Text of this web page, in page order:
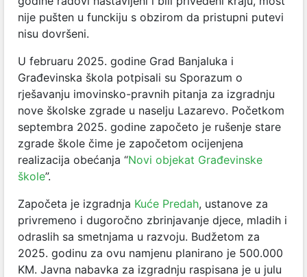
nije pušten u funckiju s obzirom da pristupni putevi
nisu dovršeni.
U februaru 2025. godine Grad Banjaluka i
Građevinska škola potpisali su Sporazum o
rješavanju imovinsko-pravnih pitanja za izgradnju
nove školske zgrade u naselju Lazarevo. Početkom
septembra 2025. godine započeto je rušenje stare
zgrade škole čime je započetom ocijenjena
realizacija obećanja “Novi objekat Građevinske
škole”.
Započeta je izgradnja Kuće Predah, ustanove za
privremeno i dugoročno zbrinjavanje djece, mladih i
odraslih sa smetnjama u razvoju. Budžetom za
2025. godinu za ovu namjenu planirano je 500.000
KM. Javna nabavka za izgradnju raspisana je u julu